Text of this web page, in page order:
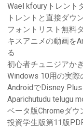
Wael kfouryトレント
トレントと直接ダウ
フォントリスト無料
キスアニメの動画を
る
初心者チュニジアか
Windows 10用の実
AndroidでDisney
Aparichutudu telugu
ベータ版Chromeダウ
投資学生版第11版